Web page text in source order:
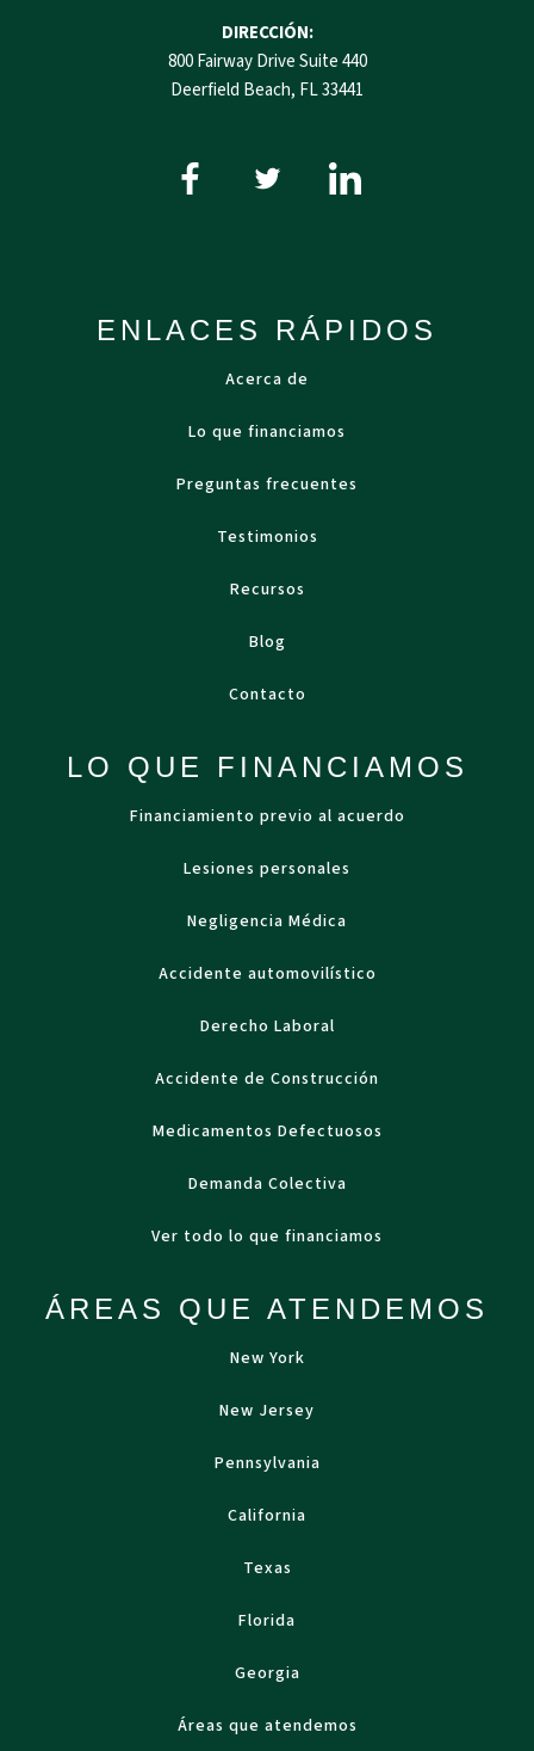
DIRECCIÓN:
800 Fairway Drive Suite 440
Deerfield Beach, FL 33441
ENLACES RÁPIDOS
Acerca de
Lo que financiamos
Preguntas frecuentes
Testimonios
Recursos
Blog
Contacto
LO QUE FINANCIAMOS
Financiamiento previo al acuerdo
Lesiones personales
Negligencia Médica
Accidente automovilístico
Derecho Laboral
Accidente de Construcción
Medicamentos Defectuosos
Demanda Colectiva
Ver todo lo que financiamos
ÁREAS QUE ATENDEMOS
New York
New Jersey
Pennsylvania
California
Texas
Florida
Georgia
Áreas que atendemos